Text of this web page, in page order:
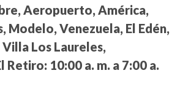
Aeropuerto, América,
Modelo, Venezuela, El Edén,
Los Laureles,
Retiro: 10:00 a. m. a 7:00 a.